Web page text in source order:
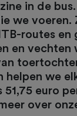
in de
we voeren.
routes en
en vechten
helpen we
euro
over